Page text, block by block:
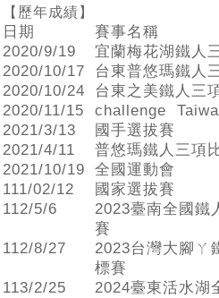
【歷年成績】
日期 賽事名稱
2020/9/19
宜蘭梅花湖鐵人
2020/10/17
台東普悠瑪鐵人
2020/10/24
台東之美鐵人三
2020/11/15
challenge
2021/3/13
國手選拔賽
2021/4/11
普悠瑪鐵人三項
2021/10/19
全國運動會
111/02/12
國家選拔賽
112/5/6
2023臺南全國鐵
賽
112/8/27
2023台灣大腳ㄚ
標賽
113/2/25
2024臺東活水湖